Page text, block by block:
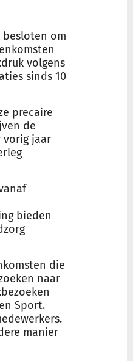
besloten om
volgens
sinds 10
precaire
de
vorig jaar
bieden
die
naar
Sport.
manier